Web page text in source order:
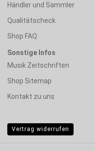
Händler und Sammler
Qualitätscheck
Shop FAQ
Sonstige Infos
Musik Zeitschriften
Shop Sitemap
Kontakt zu uns
Vertrag widerrufen